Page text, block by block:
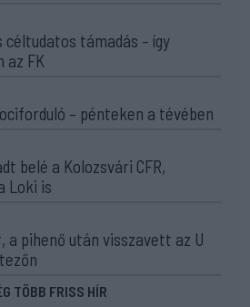
céltudatos támadás – így
az FK
– pénteken a tévében
belé a Kolozsvári CFR,
Loki is
a pihenő után visszavett az U
TÖBB FRISS HÍR